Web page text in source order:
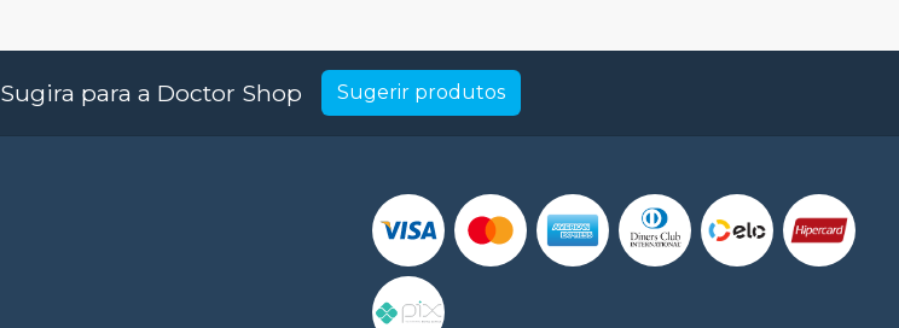
Sugira para a Doctor Shop Sugerir produtos